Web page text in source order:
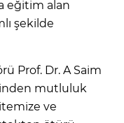
eğitim alan
şekilde
Prof. Dr. A Saim
mutluluk
ve